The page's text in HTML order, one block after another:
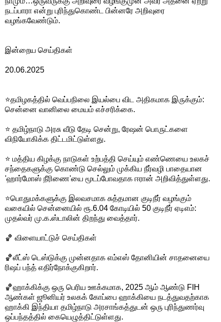
நடப்பாரா என்று புரிந்துகொண்ட பின்னரே அறிவுரை
வழங்கவேண்டும்.
இன்றைய செய்திகள்
20.06.2025
⭐தமிழகத்தில் வெப்பநிலை இயல்பை விட அதிகமாக இருக்கும்:
சென்னை வானிலை மையம் எச்சரிக்கை.
⭐ தமிழ்நாடு அரசு வீடு தேடி சென்று, ரேஷன் பொருட்களை
விநியோகிக்க திட்டமிட்டுள்ளது.
⭐ மத்திய கிழக்கு நாடுகள் உற்பத்தி செய்யும் எண்ணெயை உலகச்
சந்தைகளுக்கு கொண்டு செல்லும் முக்கிய நீர்வழி பாதையான
'ஹார்மோஸ் நீரிணை'யை மூடப்போவதாக ஈரான் அறிவித்துள்ளது.
⭐பொதுமக்களுக்கு இலவசமாக சுத்தமான குடிநீர் வழங்கும்
வகையில் சென்னையில் ரூ.6.04 கோடியில் 50 குடிநீர் ஏடிஎம்:
முதல்வர் மு.க.ஸ்டாலின் திறந்து வைத்தார்.
🏀 விளையாட்டுச் செய்திகள்
🏀லீட்ஸ் டெஸ்டுக்கு முன்னதாக எம்எஸ் தோனியின் சாதனையை
ரிஷப் பந்த் எதிர்நோக்குகிறார்.
🏀ஹாக்கிக்கு ஒரு பெரிய ஊக்கமாக, 2025 ஆம் ஆண்டு FIH
ஆண்கள் ஜூனியர் உலகக் கோப்பை ஹாக்கியை நடத்துவதற்காக
ஹாக்கி இந்தியா தமிழ்நாடு அரசாங்கத்துடன் ஒரு புரிந்துணர்வு
ஒப்பந்தத்தில் கையெழுத்திட்டுள்ளது.